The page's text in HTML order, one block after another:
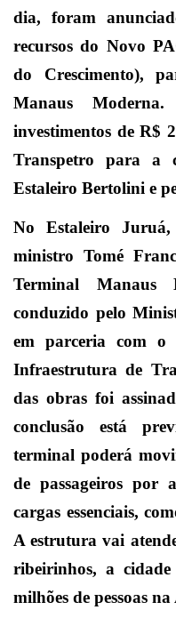
dia, foram
recursos do Novo
do Crescimento),
Manaus
investimentos de R$
Transpetro para a
Estaleiro Bertolini e
No Estaleiro
ministro Tomé
Terminal Manaus
conduzido pelo
em parceria com o
Infraestrutura de
das obras foi
conclusão está
terminal poderá
de passageiros por
cargas essenciais,
A estrutura vai
ribeirinhos, a
milhões de pessoas